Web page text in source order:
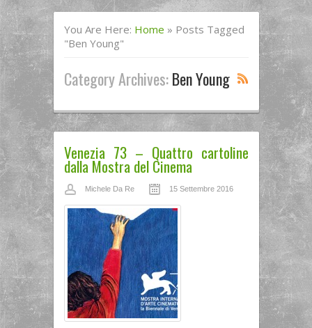
You Are Here: Home » Posts Tagged
"Ben Young"
Category Archives:Ben Young
Venezia 73 – Quattro cartoline
dalla Mostra del Cinema
Michele Da Re 15 Settembre 2016